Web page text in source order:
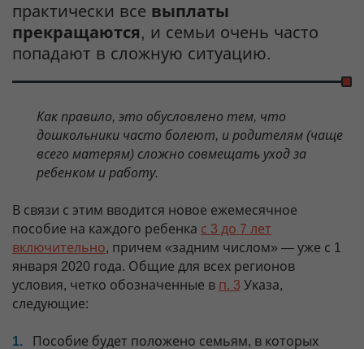
практически все выплаты
прекращаются, и семьи очень часто
попадают в сложную ситуацию.
Как правило, это обусловлено тем, что
дошкольники часто болеют, и родителям (чаще
всего матерям) сложно совмещать уход за
ребенком и работу.
В связи с этим вводится новое ежемесячное
пособие на каждого ребенка с 3 до 7 лет
включительно, причем «задним числом» — уже с 1
января 2020 года. Общие для всех регионов
условия, четко обозначенные в п. 3 Указа,
следующие:
Пособие будет положено семьям, в которых